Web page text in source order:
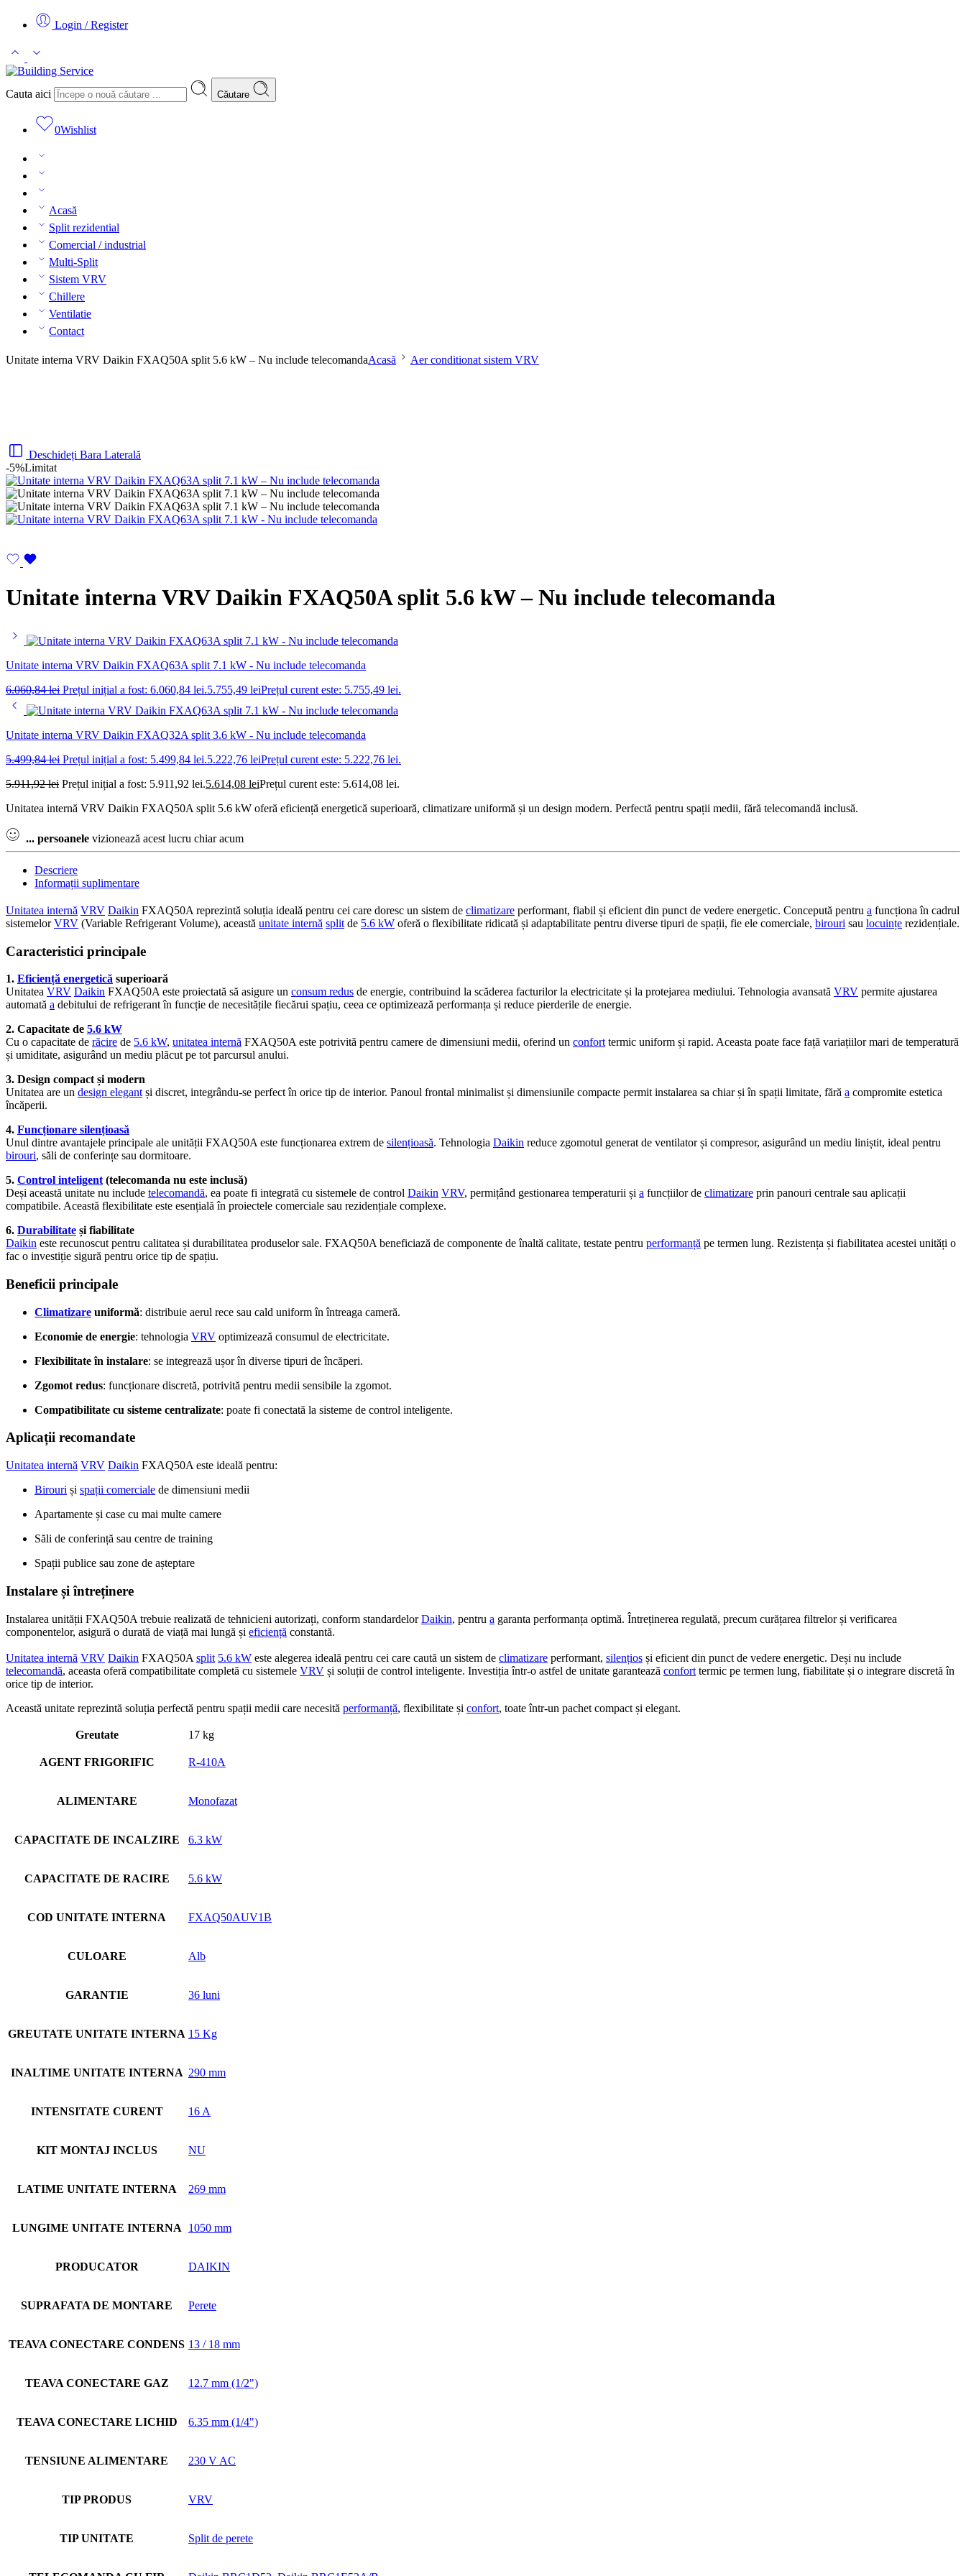
Login / Register
Cauta aici Căutare
0Wishlist
Acasă
Split rezidential
Comercial / industrial
Multi-Split
Sistem VRV
Chillere
Ventilatie
Contact
Unitate interna VRV Daikin FXAQ50A split 5.6 kW – Nu include telecomandaAcasă Aer conditionat sistem VRV
Deschideți Bara Laterală
-5%Limitat
Unitate interna VRV Daikin FXAQ50A split 5.6 kW – Nu include telecomanda
Unitate interna VRV Daikin FXAQ63A split 7.1 kW - Nu include telecomanda
6.060,84lei Prețul inițial a fost: 6.060,84 lei.5.755,49 leiPrețul curent este: 5.755,49 lei.
Unitate interna VRV Daikin FXAQ32A split 3.6 kW - Nu include telecomanda
5.499,84lei Prețul inițial a fost: 5.499,84 lei.5.222,76 leiPrețul curent este: 5.222,76 lei.
5.911,92lei Prețul inițial a fost: 5.911,92 lei.5.614,08 leiPrețul curent este: 5.614,08 lei.
Unitatea internă VRV Daikin FXAQ50A split 5.6 kW oferă eficiență energetică superioară, climatizare uniformă și un design modern. Perfectă pentru spații medii, fără telecomandă inclusă.
... persoanele vizionează acest lucru chiar acum
Descriere
Informații suplimentare
Unitatea internă VRV Daikin FXAQ50A reprezintă soluția ideală pentru cei care doresc un sistem de climatizare performant, fiabil și eficient din punct de vedere energetic. Concepută pentru a funcționa în cadrul
sistemelorVRV (Variable Refrigerant Volume), această unitate internă split de 5.6 kW oferă o flexibilitate ridicată și adaptabilitate pentru diverse tipuri de spații, fie ele comerciale, birouri sau locuințe rezidențiale.
Caracteristici principale
1. Eficiență energetică superioară
Unitatea VRV Daikin FXAQ50A este proiectată să asigure un consum redus de energie, contribuind la scăderea facturilor la electricitate și la protejarea mediului. Tehnologia avansată VRV permite ajustarea
automată a debitului de refrigerant în funcție de necesitățile fiecărui spațiu, ceea ce optimizează performanța și reduce pierderile de energie.
2. Capacitate de 5.6 kW
Cu o capacitate de răcire de 5.6 kW, unitatea internă FXAQ50A este potrivită pentru camere de dimensiuni medii, oferind un confort termic uniform și rapid. Aceasta poate face față variațiilor mari de temperatură
și umiditate, asigurând un mediu plăcut pe tot parcursul anului.
3. Design compact și modern
Unitatea are un design elegant și discret, integrându-se perfect în orice tip de interior. Panoul frontal minimalist și dimensiunile compacte permit instalarea sa chiar și în spații limitate, fără a compromite estetica
încăperii.
4. Funcționare silențioasă
Unul dintre avantajele principale ale unității FXAQ50A este funcționarea extrem de silențioasă. Tehnologia Daikin reduce zgomotul generat de ventilator și compresor, asigurând un mediu liniștit, ideal pentru
birouri, săli de conferințe sau dormitoare.
5. Control inteligent (telecomanda nu este inclusă)
Deși această unitate nu include telecomandă, ea poate fi integrată cu sistemele de control Daikin VRV, permițând gestionarea temperaturii și a funcțiilor de climatizare prin panouri centrale sau aplicații
compatibile. Această flexibilitate este esențială în proiectele comerciale sau rezidențiale complexe.
6. Durabilitate și fiabilitate
Daikin este recunoscut pentru calitatea și durabilitatea produselor sale. FXAQ50A beneficiază de componente de înaltă calitate, testate pentru performanță pe termen lung. Rezistența și fiabilitatea acestei unități o
fac o investiție sigură pentru orice tip de spațiu.
Beneficii principale
Climatizare uniformă: distribuie aerul rece sau cald uniform în întreaga cameră.
Economie de energie: tehnologia VRV optimizează consumul de electricitate.
Flexibilitate în instalare: se integrează ușor în diverse tipuri de încăperi.
Zgomot redus: funcționare discretă, potrivită pentru medii sensibile la zgomot.
Compatibilitate cu sisteme centralizate: poate fi conectată la sisteme de control inteligente.
Aplicații recomandate
Unitatea internă VRV Daikin FXAQ50A este ideală pentru:
Birouri și spații comerciale de dimensiuni medii
Apartamente și case cu mai multe camere
Săli de conferință sau centre de training
Spații publice sau zone de așteptare
Instalare și întreținere
Instalarea unității FXAQ50A trebuie realizată de tehnicieni autorizați, conform standardelorDaikin, pentru a garanta performanța optimă. Întreținerea regulată, precum curățarea filtrelor și verificarea
componentelor, asigură o durată de viață mai lungă și eficiență constantă.
Unitatea internă VRV Daikin FXAQ50A split 5.6 kW este alegerea ideală pentru cei care caută un sistem de climatizare performant, silențios și eficient din punct de vedere energetic. Deși nu include
telecomandă, aceasta oferă compatibilitate completă cu sistemele VRV și soluții de control inteligente. Investiția într-o astfel de unitate garantează confort termic pe termen lung, fiabilitate și o integrare discretă în
orice tip de interior.
Această unitate reprezintă soluția perfectă pentru spații medii care necesită performanță, flexibilitate și confort, toate într-un pachet compact și elegant.
Greutate 17 kg
AGENT FRIGORIFIC R-410A
ALIMENTARE Monofazat
CAPACITATE DE INCALZIRE 6.3 kW
CAPACITATE DE RACIRE 5.6 kW
COD UNITATE INTERNA FXAQ50AUV1B
CULOARE Alb
GARANTIE 36 luni
GREUTATE UNITATE INTERNA 15 Kg
INALTIME UNITATE INTERNA 290 mm
INTENSITATE CURENT 16 A
KIT MONTAJ INCLUS NU
LATIME UNITATE INTERNA 269 mm
LUNGIME UNITATE INTERNA 1050 mm
PRODUCATOR DAIKIN
SUPRAFATA DE MONTARE Perete
TEAVA CONECTARE CONDENS 13 / 18 mm
TEAVA CONECTARE GAZ 12.7 mm (1/2")
TEAVA CONECTARE LICHID 6.35 mm (1/4")
TENSIUNE ALIMENTARE 230 V AC
TIP PRODUS VRV
TIP UNITATE Split de perete